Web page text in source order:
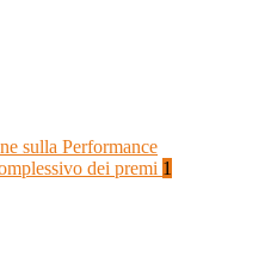
sulla Performance
dei premi 1